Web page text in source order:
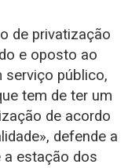
de privatização
e oposto ao
serviço público,
tem de ter um
de acordo
defende a
a estação dos